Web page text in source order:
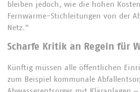
bleiben jedoch, wie die hohen
Fernwärme-Stichleitungen von der
Netz.”
Scharfe Kritik an Regeln für
Künftig müssen alle öffentlichen
zum Beispiel kommunale